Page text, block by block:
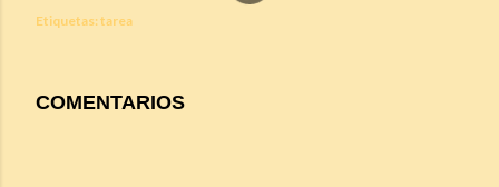
Etiquetas: tarea
COMENTARIOS